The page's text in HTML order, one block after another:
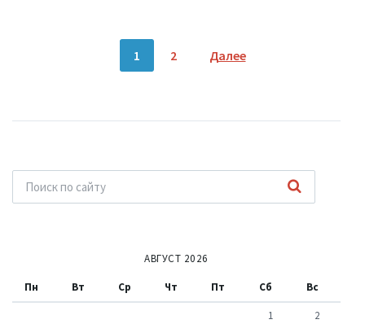
Пагинация
1 2 Далее
АВГУСТ 2026
Пн Вт Ср Чт Пт Сб Вс
1
2